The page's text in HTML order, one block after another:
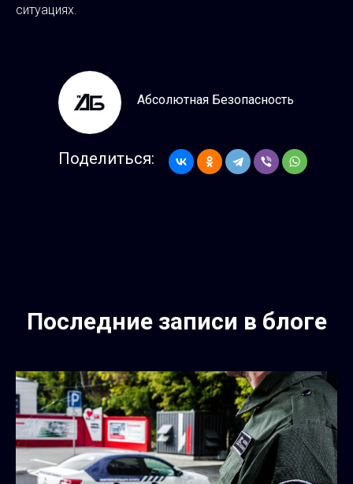
ситуациях.
Абсолютная Безопасность
Поделиться:
Последние записи в блоге